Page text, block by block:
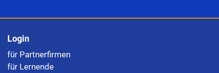
Login
für Partnerfirmen
für Lernende